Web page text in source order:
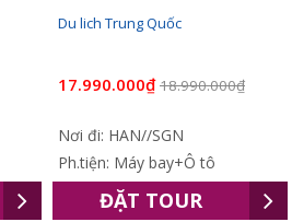
Du lich Trung Quốc
17.990.000₫18.990.000₫
Nơi đi: HAN//SGN
Ph.tiện: Máy bay+Ô tô
ĐẶT TOUR